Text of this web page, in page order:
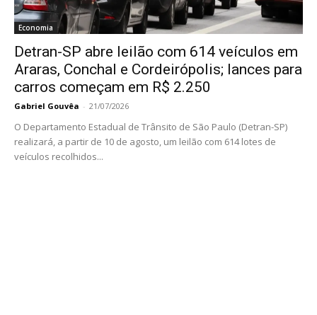
Economia
Detran-SP abre leilão com 614 veículos em
Araras, Conchal e Cordeirópolis; lances para
carros começam em R$ 2.250
Gabriel Gouvêa - 21/07/2026
O Departamento Estadual de Trânsito de São Paulo (Detran-SP)
realizará, a partir de 10 de agosto, um leilão com 614 lotes de
veículos recolhidos...